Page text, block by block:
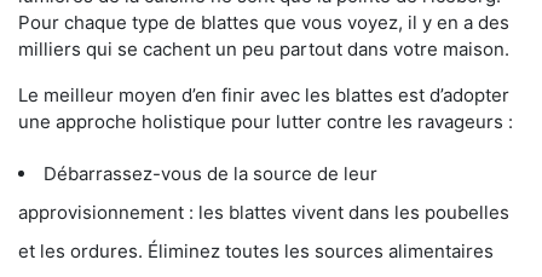
Pour chaque type de blattes que vous voyez, il y en a des
milliers qui se cachent un peu partout dans votre maison.
Le meilleur moyen d’en finir avec les blattes est d’adopter
une approche holistique pour lutter contre les ravageurs :
Débarrassez-vous de la source de leur
approvisionnement : les blattes vivent dans les poubelles
et les ordures. Éliminez toutes les sources alimentaires